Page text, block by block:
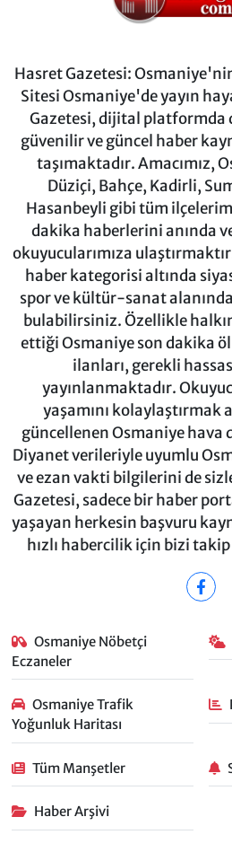
Hasret Gazetesi:
Sitesi Osmaniye'de yayın
Gazetesi, dijital platformda
güvenilir ve güncel haber
taşımaktadır. Amacımız,
Düziçi, Bahçe, Kadirli,
Hasanbeyli gibi tüm
dakika haberlerini anında
okuyucularımıza
haber kategorisi altında
spor ve kültür-sanat
bulabilirsiniz. Özellikle
ettiği Osmaniye son dakika
ilanları, gerekli
yayınlanmaktadır.
yaşamını kolaylaştırmak
güncellenen Osmaniye
Diyanet verileriyle uyumlu
ve ezan vakti bilgilerini de
Gazetesi, sadece bir haber
yaşayan herkesin başvuru
hızlı habercilik için bizi
Osmaniye Nöbetçi
Eczaneler
Osmaniye Trafik
Yoğunluk Haritası
Tüm Manşetler
Haber Arşivi